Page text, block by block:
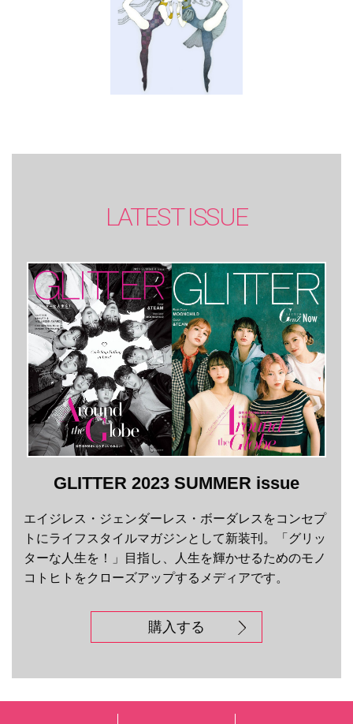
LATEST ISSUE
GLITTER 2023 SUMMER issue
エイジレス・ジェンダーレス・ボーダレスをコンセプ
トにライフスタイルマガジンとして新装刊。「グリッ
ターな人生を！」目指し、人生を輝かせるためのモノ
コトヒトをクローズアップするメディアです。
購入する